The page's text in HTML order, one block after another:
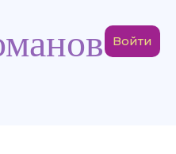
Войти